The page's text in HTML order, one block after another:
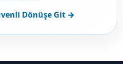
Dönüşe Git →